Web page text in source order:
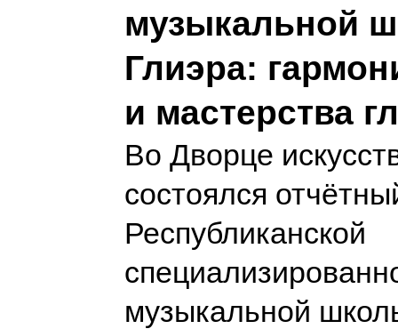
музыкальной
Глиэра:
и мастерства
Во Дворце
состоялся
Республиканской
музыкальной